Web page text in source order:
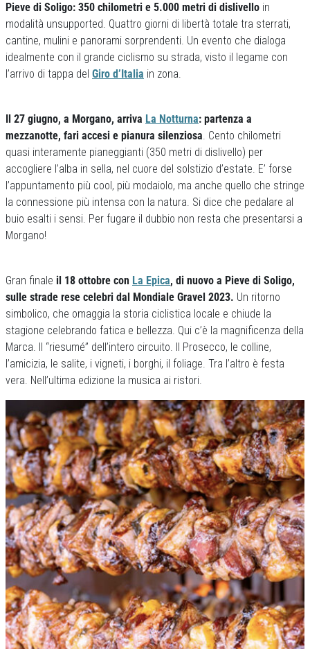
Pieve di Soligo: 350 chilometri e 5.000 metri di dislivello in
modalità unsupported. Quattro giorni di libertà totale tra sterrati,
cantine, mulini e panorami sorprendenti. Un evento che dialoga
idealmente con il grande ciclismo su strada, visto il legame con
l’arrivo di tappa del Giro d’Italia in zona.
Il 27 giugno, a Morgano, arriva La Notturna: partenza a
mezzanotte, fari accesi e pianura silenziosa. Cento chilometri
quasi interamente pianeggianti (350 metri di dislivello) per
accogliere l’alba in sella, nel cuore del solstizio d’estate. E’ forse
l’appuntamento più cool, più modaiolo, ma anche quello che stringe
la connessione più intensa con la natura. Si dice che pedalare al
buio esalti i sensi. Per fugare il dubbio non resta che presentarsi a
Morgano!
Gran finale il 18 ottobre con La Epica, di nuovo a Pieve di Soligo,
sulle strade rese celebri dal Mondiale Gravel 2023. Un ritorno
simbolico, che omaggia la storia ciclistica locale e chiude la
stagione celebrando fatica e bellezza. Qui c’è la magnificenza della
Marca. Il “riesumé” dell’intero circuito. Il Prosecco, le colline,
l’amicizia, le salite, i vigneti, i borghi, il foliage. Tra l’altro è festa
vera. Nell’ultima edizione la musica ai ristori.